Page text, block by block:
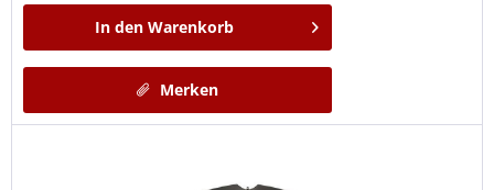
In den Warenkorb
Merken